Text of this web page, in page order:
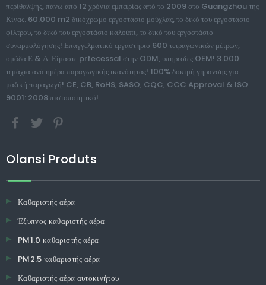
περίθαλψης, πάνω από 12 χρόνια εμπειρίας από το 2009 στο Guangzhou της
Κίνας. 60.000 m2 δικόχρωμο εργοστάσιο μούχλας, το δικό του εργοστάσιο
φίλτρου, το δικό του εργοστάσιο καλούπι, το δικό του εργοστάσιο
συναρμολόγησης! Επαγγελματικό εργαστήριο 600 τετραγωνικών μέτρων,
ομάδα Ε & Α. Είμαστε prfecessal στην ODM, υπηρεσίες OEM! 3.000
τεμάχια ανά ημέρα παραγωγικής ικανότητας! 100% δοκιμή γήρανσης για
μαζική παραγωγή! CE, CB, RoHS, SASO, CQC, CCC Approval & ISO
9001: 2008 πιστοποιητικό!
Olansi Produts
Καθαριστής αέρα
Έξυπνος καθαριστής αέρα
PM1.0 καθαριστής αέρα
PM2.5 καθαριστής αέρα
Καθαριστής αέρα αυτοκινήτου